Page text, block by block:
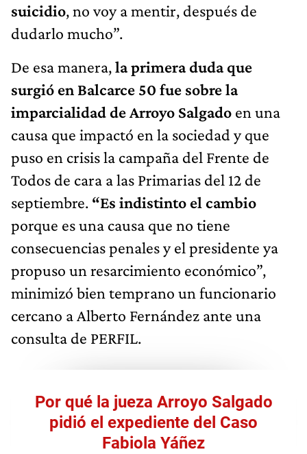
suicidio, no voy a mentir, después de
dudarlo mucho”.
De esa manera,la primera duda que
surgió en Balcarce 50 fue sobre la
imparcialidad de Arroyo Salgado en una
causa que impactó en la sociedad y que
puso en crisis la campaña del Frente de
Todos de cara a las Primarias del 12 de
septiembre. “Es indistinto el cambio
porque es una causa que no tiene
consecuencias penales y el presidente ya
propuso un resarcimiento económico”,
minimizó bien temprano un funcionario
cercano a Alberto Fernández ante una
consulta de PERFIL.
Por qué la jueza Arroyo Salgado
pidió el expediente del Caso
Fabiola Yáñez